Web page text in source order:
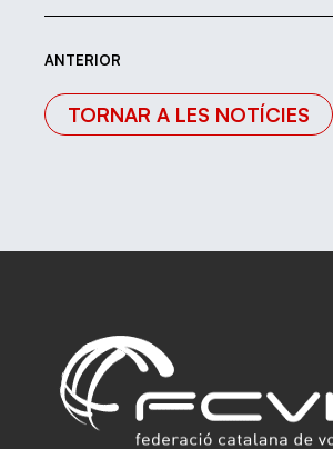
ANTERIOR
TORNAR A LES NOTÍCIES